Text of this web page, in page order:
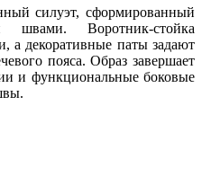
силуэт, сформированный
швами. Воротник-стойка
а декоративные паты задают
пояса. Образ завершает
и функциональные боковые